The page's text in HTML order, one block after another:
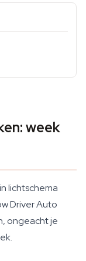
week
lichtschema
Driver Auto
ongeacht je